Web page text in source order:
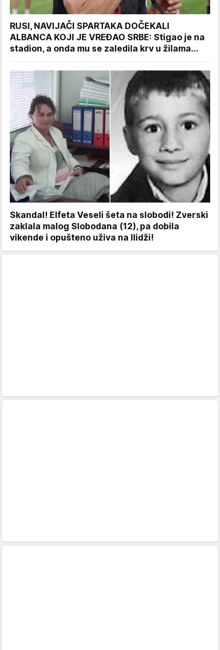
RUSI, NAVIJAČI SPARTAKA DOČEKALI
ALBANCA KOJI JE VREĐAO SRBE: Stigao je na
stadion, a onda mu se zaledila krv u žilama...
Skandal! Elfeta Veseli šeta na slobodi! Zverski
zaklala malog Slobodana (12), pa dobila
vikende i opušteno uživa na Ilidži!